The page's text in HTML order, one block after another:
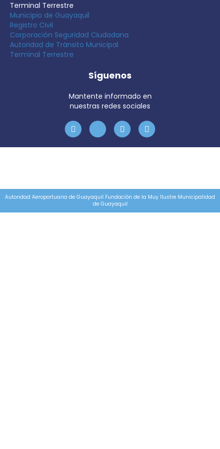
Terminal Terrestre
Municipio de Guayaquil
Registro Civil
Corporación Seguridad Ciudadana
Autoridad de Tránsito Municipal
Terminal Terrestre
Síguenos
Mantente informado en
nuestras redes sociales
Autoridad Aeroportuaria de Guayaquil Fundación de la Muy Ilustre Municipalidad
de Guayaquil